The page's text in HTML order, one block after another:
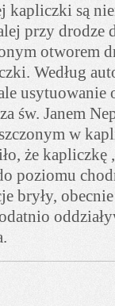
kapliczki są
przy drodze
otworem
Według
św. Janem
w
że kapliczkę
poziomu
bryły,